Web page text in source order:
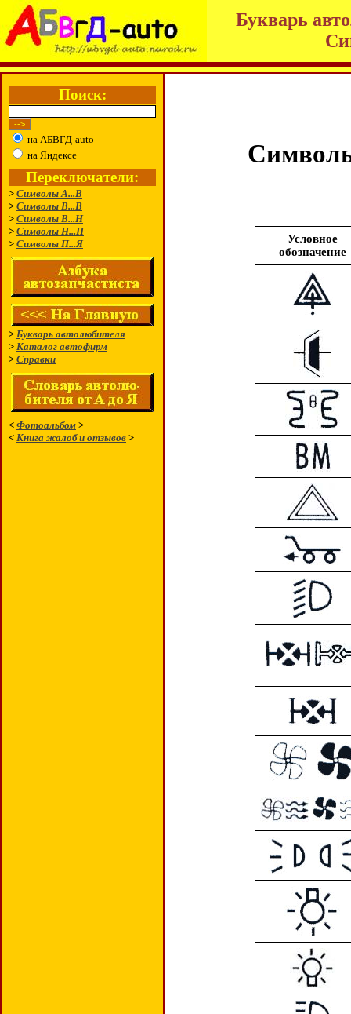
Букварь
Поиск:
на АБВГД-auto
на Яндексе
Переключатели:
> Символы А...В
> Символы В...В
> Символы В...Н
> Символы Н...П
> Символы П...Я
> Букварь автолюбителя
> Каталог автофирм
> Справки
< Фотоальбом >
< Книга жалоб и отзывов >
Условное
обозначение